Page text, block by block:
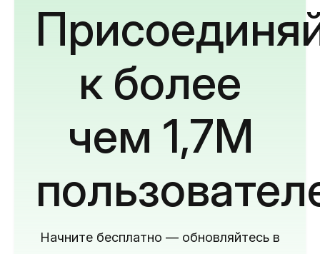
к более
чем 1,7M
Начните бесплатно — обновляйтесь в